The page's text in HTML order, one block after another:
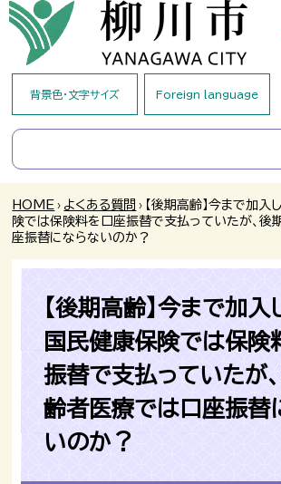
背景色・文字サイズ Foreign language
HOME › よくある質問 › 【後期高齢】今まで加
険では保険料を口座振替で支払っていたが、後
座振替にならないのか？
【後期高齢】今まで加入
国民健康保険では保険
振替で支払っていたが
齢者医療では口座振替
いのか？